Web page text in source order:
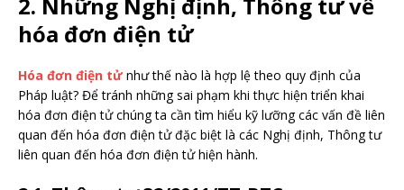
2. Những Nghị định, Thông tư về
hóa đơn điện tử
Hóa đơn điện tửnhư thế nào là hợp lệ theo quy định của
Pháp luật? Để tránh những sai phạm khi thực hiện triển khai
hóa đơn điện tử chúng ta cần tìm hiểu kỹ lưỡng các vấn đề liên
quan đến hóa đơn điện tử đặc biệt là các Nghị định, Thông tư
liên quan đến hóa đơn điện tử hiện hành.